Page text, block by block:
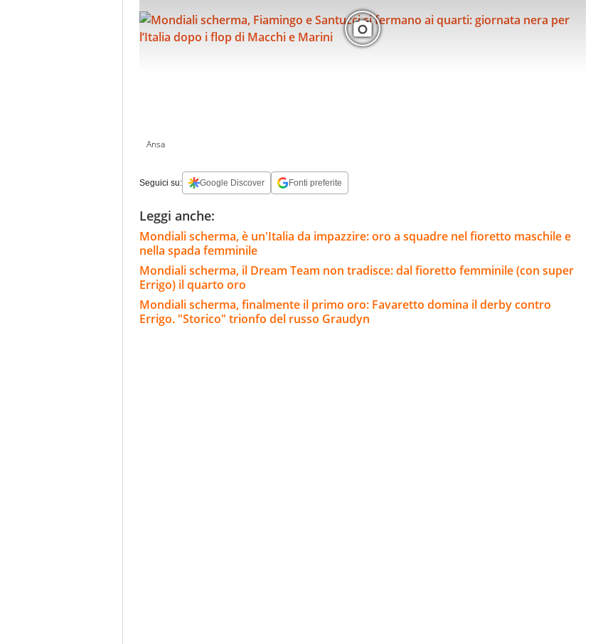
Ansa
Seguici su: Google Discover Fonti preferite
Leggi anche:
Mondiali scherma, è un'Italia da impazzire: oro a squadre nel fioretto maschile e
nella spada femminile
Mondiali scherma, il Dream Team non tradisce: dal fioretto femminile (con super
Errigo) il quarto oro
Mondiali scherma, finalmente il primo oro: Favaretto domina il derby contro
Errigo. "Storico" trionfo del russo Graudyn